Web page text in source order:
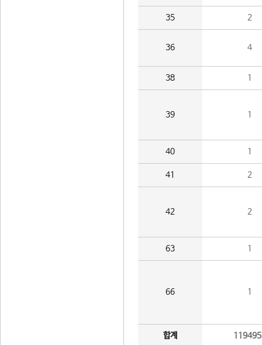
35 2
36 4
38 1
39 1
40 1
41 2
42 2
63 1
66 1
합계